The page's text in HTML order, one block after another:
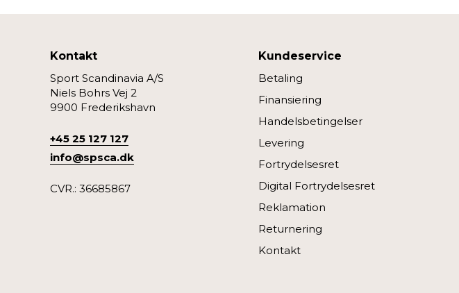
Kontakt
Sport Scandinavia A/S
Niels Bohrs Vej 2
9900 Frederikshavn
+45 25 127 127
info@spsca.dk
CVR.: 36685867
Kundeservice
Betaling
Finansiering
Handelsbetingelser
Levering
Fortrydelsesret
Digital Fortrydelsesret
Reklamation
Returnering
Kontakt